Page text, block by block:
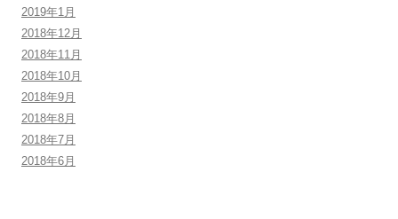
2019年1月
2018年12月
2018年11月
2018年10月
2018年9月
2018年8月
2018年7月
2018年6月